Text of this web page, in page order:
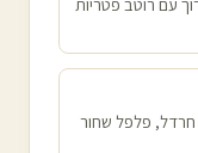
חרדל, פלפל שחור